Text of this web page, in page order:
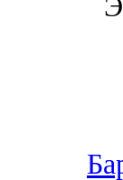
100,3